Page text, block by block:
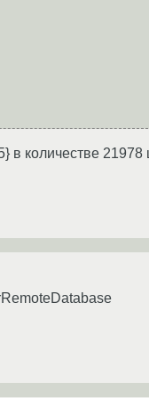
в количестве 21978